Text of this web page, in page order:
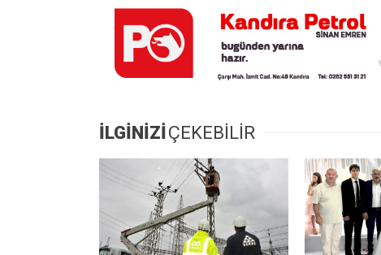
İLGİNİZİÇEKEBİLİR